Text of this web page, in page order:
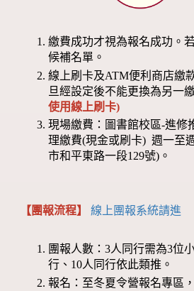
繳費成功才視為報名成功。
候補名單。
線上刷卡及ATM便利商店繳
旦經設定後不能更換為另一
使用線上刷卡)
現場繳費：圖書館校區-進修
理繳費(現金或刷卡) 週一至
市和平東路一段129號)。
【團報流程】線上團報系統請進
團報人數：3人同行需為3位
行、10人同行依此類推。
報名：至冬夏令營報名專區